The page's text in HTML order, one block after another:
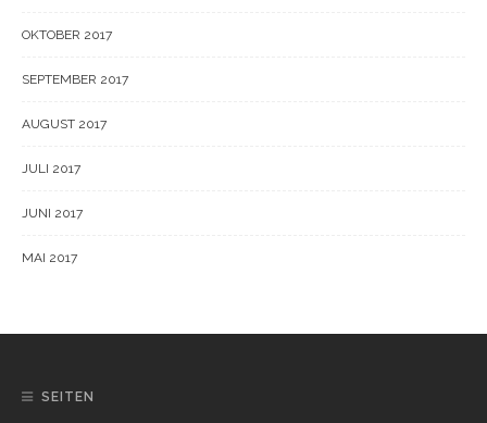
OKTOBER 2017
SEPTEMBER 2017
AUGUST 2017
JULI 2017
JUNI 2017
MAI 2017
SEITEN